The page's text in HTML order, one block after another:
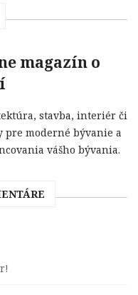
magazín o
stavba, interiér či
pre moderné bývanie a
vášho bývania.